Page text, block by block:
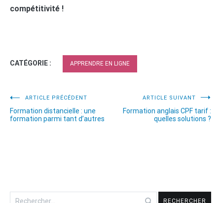
compétitivité !
CATÉGORIE : APPRENDRE EN LIGNE
Navigation
de
ARTICLE PRÉCÉDENT
Formation distancielle : une
formation parmi tant d’autres
ARTICLE SUIVANT
Formation anglais CPF tarif :
quelles solutions ?
Rechercher :